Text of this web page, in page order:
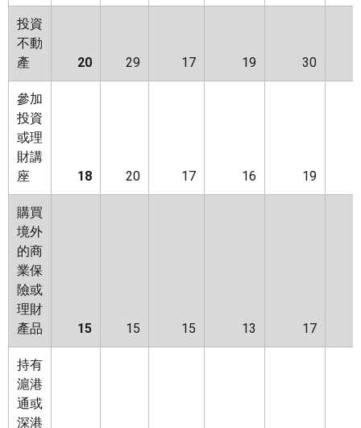
投資
不動
產
20 29 17 19 30
參加
投資
或理
財講
座
18 20 17 16 19
購買
境外
的商
業保
險或
理財
產品
15 15 15 13 17
持有
滬港
通或
深港